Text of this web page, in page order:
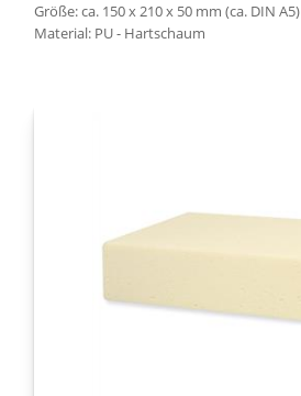
Größe: ca. 150 x 210 x 50 mm (ca. DIN A5)
Material: PU - Hartschaum